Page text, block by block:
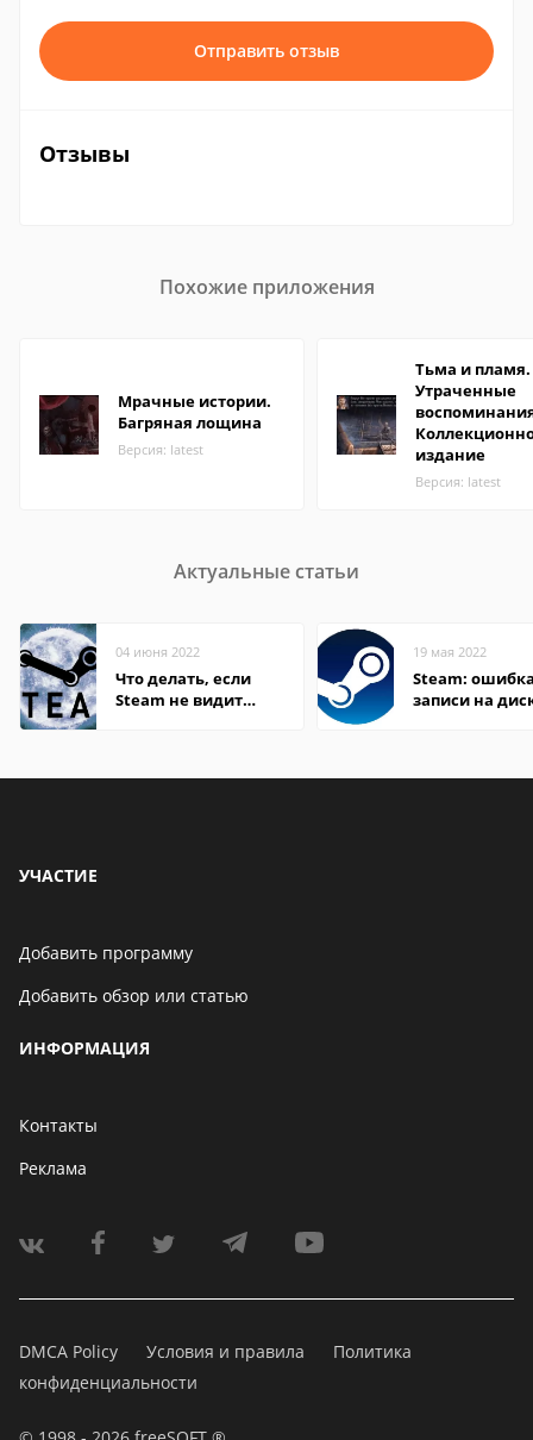
Отправить отзыв
Отзывы
Похожие приложения
Мрачные истории.
Багряная лощина
Версия: latest
Тьма и пламя.
Утраченные
издание
Версия: latest
Актуальные статьи
04 июня 2022
Что делать, если
Steam не видит
19 мая 2022
Steam:
записи на
УЧАСТИЕ
Добавить программу
Добавить обзор или статью
ИНФОРМАЦИЯ
Контакты
Реклама
DMCA Policy Условия и правила
Политика
конфиденциальности